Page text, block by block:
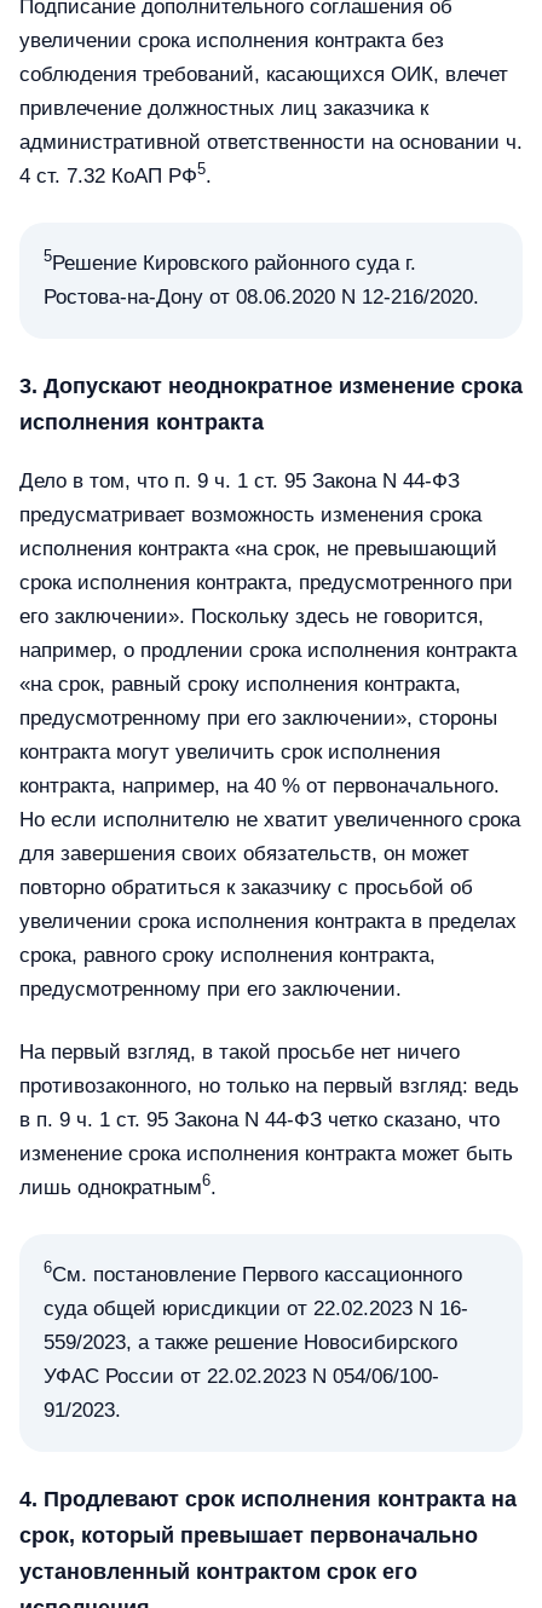
Подписание дополнительного соглашения об
увеличении срока исполнения контракта без
соблюдения требований, касающихся ОИК, влечет
привлечение должностных лиц заказчика к
административной ответственности на основании ч.
4 ст. 7.32 КоАП РФ5.
5Решение Кировского районного суда г.
Ростова-на-Дону от 08.06.2020 N 12-216/2020.
3. Допускают неоднократное изменение срока
исполнения контракта
Дело в том, что п. 9 ч. 1 ст. 95 Закона N 44-ФЗ
предусматривает возможность изменения срока
исполнения контракта «на срок, не превышающий
срока исполнения контракта, предусмотренного при
его заключении». Поскольку здесь не говорится,
например, о продлении срока исполнения контракта
«на срок, равный сроку исполнения контракта,
предусмотренному при его заключении», стороны
контракта могут увеличить срок исполнения
контракта, например, на 40 % от первоначального.
Но если исполнителю не хватит увеличенного срока
для завершения своих обязательств, он может
повторно обратиться к заказчику с просьбой об
увеличении срока исполнения контракта в пределах
срока, равного сроку исполнения контракта,
предусмотренному при его заключении.
На первый взгляд, в такой просьбе нет ничего
противозаконного, но только на первый взгляд: ведь
в п. 9 ч. 1 ст. 95 Закона N 44-ФЗ четко сказано, что
изменение срока исполнения контракта может быть
лишь однократным6.
6См. постановление Первого кассационного
суда общей юрисдикции от 22.02.2023 N 16-
559/2023, а также решение Новосибирского
УФАС России от 22.02.2023 N 054/06/100-
91/2023.
4. Продлевают срок исполнения контракта на
срок, который превышает первоначально
установленный контрактом срок его